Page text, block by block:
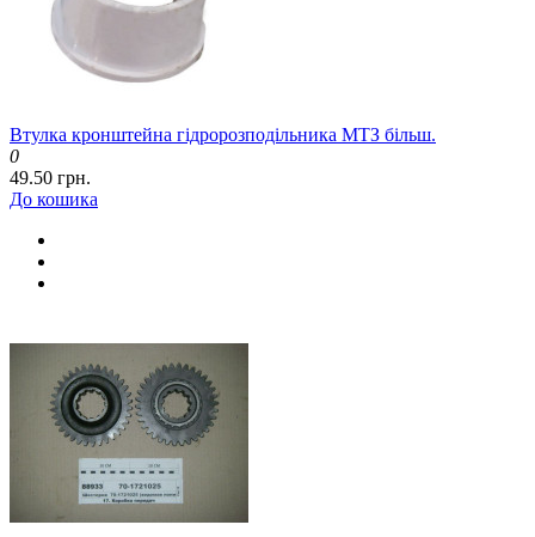
Втулка кронштейна гідророзподільника МТЗ більш.
0
49.50 грн.
До кошика